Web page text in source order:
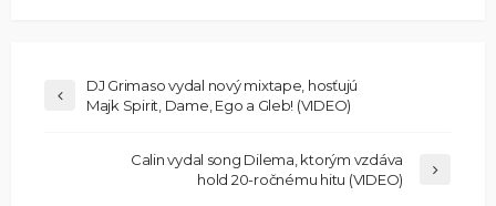
DJ Grimaso vydal nový mixtape, hosťujú
Majk Spirit, Dame, Ego a Gleb! (VIDEO)
Calin vydal song Dilema, ktorým vzdáva
hold 20-ročnému hitu (VIDEO)